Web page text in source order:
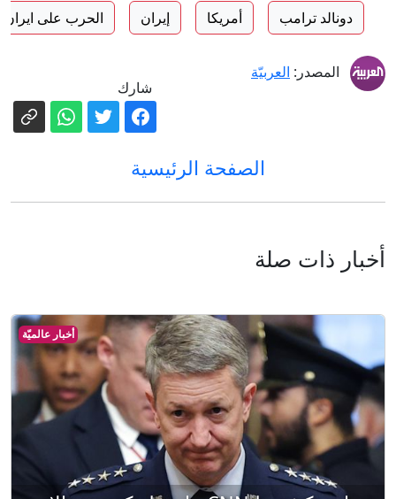
دونالد ترامب أمريكا إيران الحرب على ايران
المصدر: العربيّة
شارك
الصفحة الرئيسية
أخبار ذات صلة
أخبار عالميّة